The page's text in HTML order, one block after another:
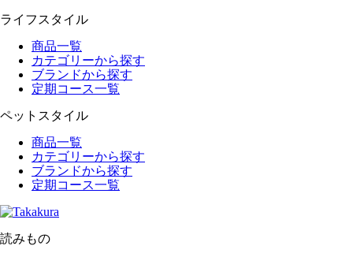
ライフスタイル
商品一覧
カテゴリーから探す
ブランドから探す
定期コース一覧
ペットスタイル
商品一覧
カテゴリーから探す
ブランドから探す
定期コース一覧
読みもの